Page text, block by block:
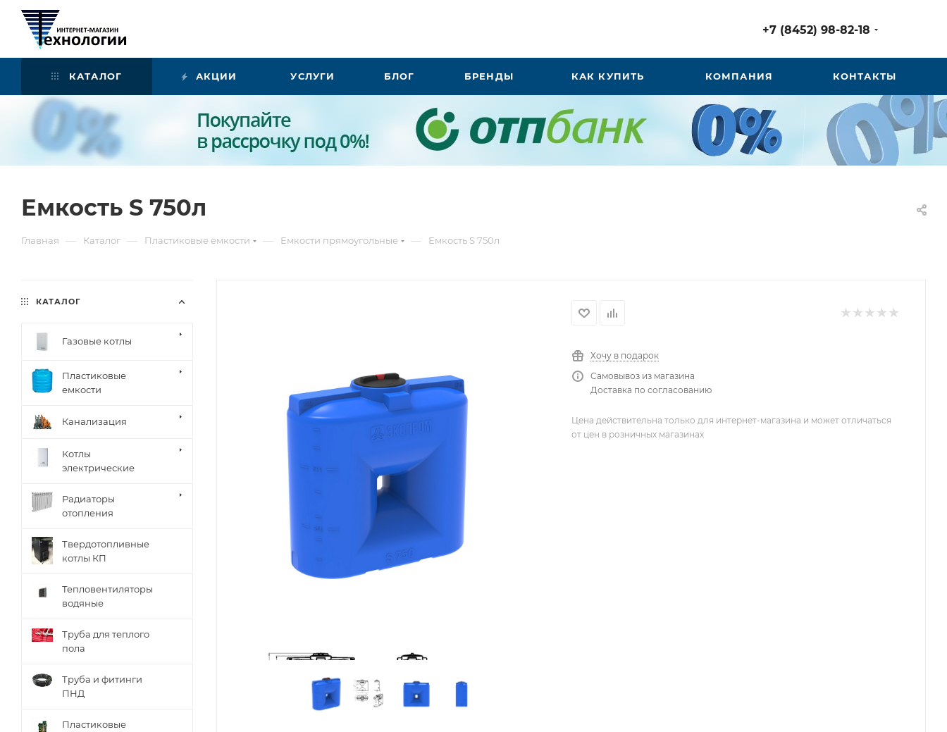
+7 (8452) 98-82-18
КАТАЛОГ АКЦИИ УСЛУГИ БЛОГ БРЕНДЫ КАК КУПИТЬ КОМПАНИЯ КОНТАКТЫ
Емкость S 750л
Главная — Каталог — Пластиковые емкости — Емкости прямоугольные — Емкость S 750л
Хочу в подарок
Самовывоз из магазина
Доставка по согласованию
Цена действительна только для интернет-магазина и может отличаться
от цен в розничных магазинах
КАТАЛОГ
Газовые котлы
Пластиковые
емкости
Канализация
Котлы
электрические
Радиаторы
отопления
Твердотопливные
котлы КП
Тепловентиляторы
водяные
Труба для теплого
пола
Труба и фитинги
ПНД
Пластиковые